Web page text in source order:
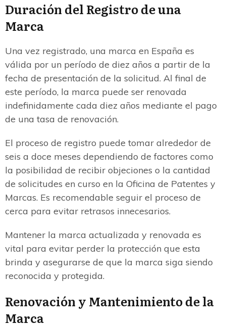
Duración del Registro de una
Marca
Una vez registrado, una marca en España es
válida por un período de diez años a partir de la
fecha de presentación de la solicitud. Al final de
este período, la marca puede ser renovada
indefinidamente cada diez años mediante el pago
de una tasa de renovación.
El proceso de registro puede tomar alrededor de
seis a doce meses dependiendo de factores como
la posibilidad de recibir objeciones o la cantidad
de solicitudes en curso en la Oficina de Patentes y
Marcas. Es recomendable seguir el proceso de
cerca para evitar retrasos innecesarios.
Mantener la marca actualizada y renovada es
vital para evitar perder la protección que esta
brinda y asegurarse de que la marca siga siendo
reconocida y protegida.
Renovación y Mantenimiento de la
Marca